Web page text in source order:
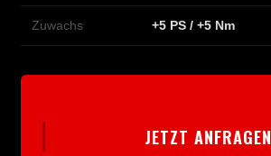
Zuwachs +5 PS / +5 Nm
JETZT ANFRAGEN